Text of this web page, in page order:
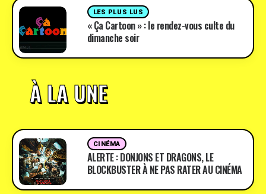
LES PLUS LUS
« Ça Cartoon » : le rendez-vous culte du
dimanche soir
À LA UNE
CINÉMA
ALERTE : DONJONS ET DRAGONS, LE
BLOCKBUSTER À NE PAS RATER AU CINÉMA